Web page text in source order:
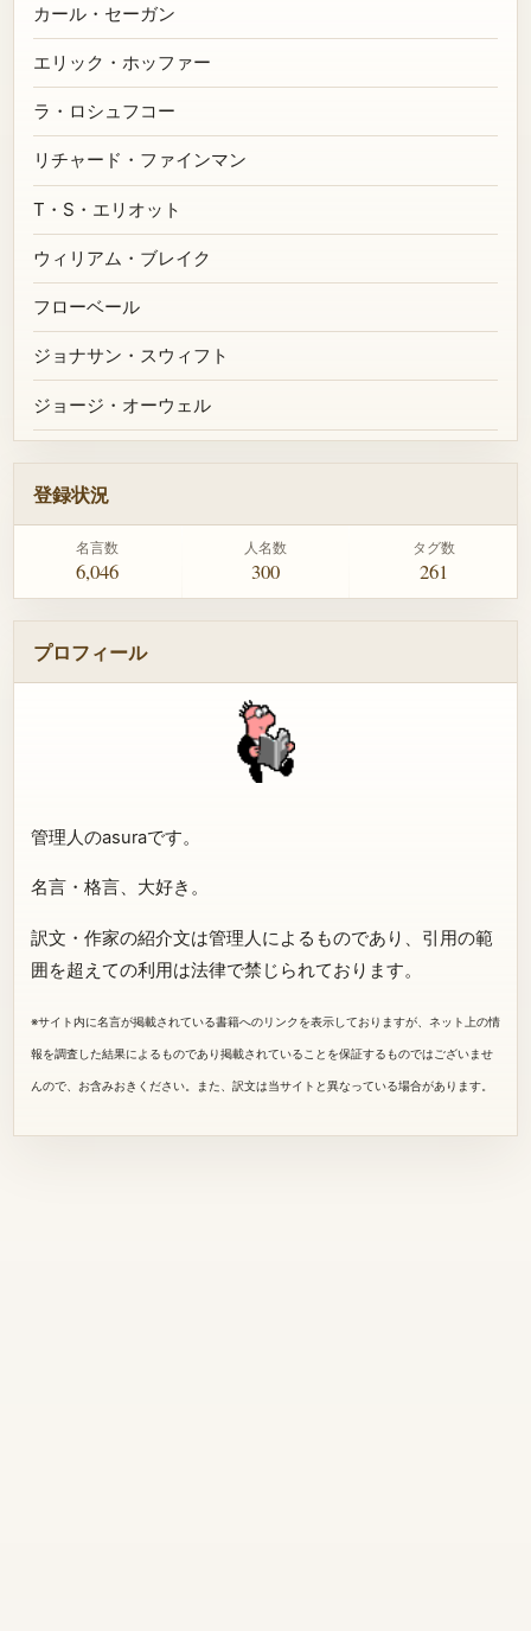
カール・セーガン
エリック・ホッファー
ラ・ロシュフコー
リチャード・ファインマン
T・S・エリオット
ウィリアム・ブレイク
フローベール
ジョナサン・スウィフト
ジョージ・オーウェル
登録状況
名言数
6,046
人名数
300
タグ数
261
プロフィール
管理人のasuraです。
名言・格言、大好き。
訳文・作家の紹介文は管理人によるものであり、引用の範
囲を超えての利用は法律で禁じられております。
※サイト内に名言が掲載されている書籍へのリンクを表示しておりますが、ネット上の情
報を調査した結果によるものであり掲載されていることを保証するものではございませ
んので、お含みおきください。また、訳文は当サイトと異なっている場合があります。